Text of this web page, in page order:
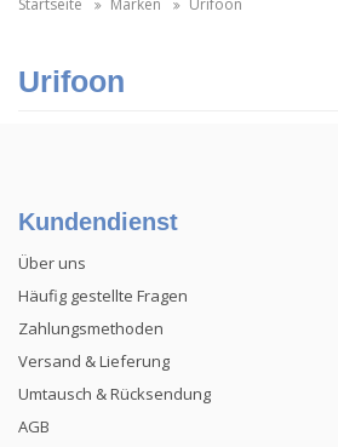
Startseite Marken Urifoon
Urifoon
Kundendienst
Über uns
Häufig gestellte Fragen
Zahlungsmethoden
Versand & Lieferung
Umtausch & Rücksendung
AGB